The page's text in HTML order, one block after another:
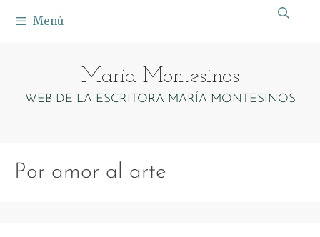
Menú
María Montesinos
WEB DE LA ESCRITORA MARÍA MONTESINOS
Por amor al arte